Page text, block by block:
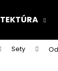
Sety
Čo